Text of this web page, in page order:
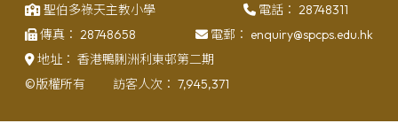
聖伯多祿天主教小學 電話： 28748311
傳真： 28748658 電郵： enquiry@spcps.edu.hk
地址： 香港鴨脷洲利東邨第二期
©版權所有
訪客人次： 7,945,371